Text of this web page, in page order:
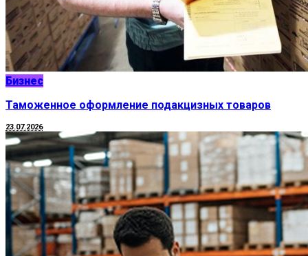
Бизнес
Таможенное оформление подакцизных товаров
23.07.2026